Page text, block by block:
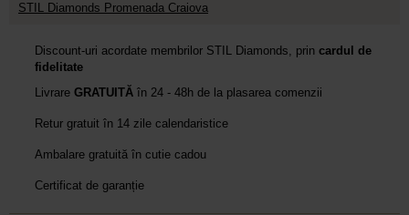
STIL Diamonds Promenada Craiova
Discount-uri acordate membrilor STIL Diamonds, prin cardul de
fidelitate
Livrare GRATUITĂ în 24 - 48h de la plasarea comenzii
Retur gratuit în 14 zile calendaristice
Ambalare gratuită în cutie cadou
Certificat de garanție